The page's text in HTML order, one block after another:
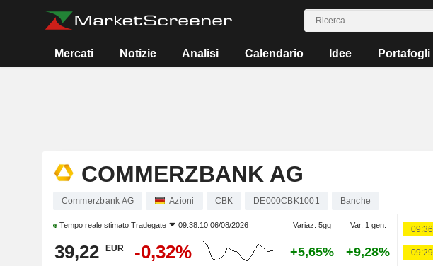
Mercati Notizie Analisi Calendario Idee Portafogli
COMMERZBANK AG
Commerzbank AG Azioni CBK DE000CBK1001 Banche
Tempo reale stimato Tradegate 09:38:10 06/08/2026 Variaz. 5gg Var. 1 gen.
39,22 EUR -0,32% +5,65% +9,28%
09:36
09:29